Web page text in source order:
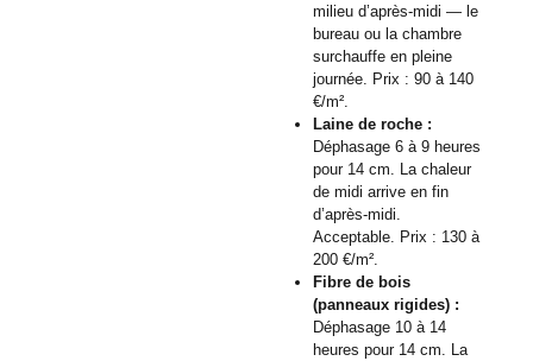
milieu d’après-midi — le
bureau ou la chambre
surchauffe en pleine
journée. Prix : 90 à 140
€/m².
Laine de roche :
Déphasage 6 à 9 heures
pour 14 cm. La chaleur
de midi arrive en fin
d’après-midi.
Acceptable. Prix : 130 à
200 €/m².
Fibre de bois
(panneaux rigides) :
Déphasage 10 à 14
heures pour 14 cm. La